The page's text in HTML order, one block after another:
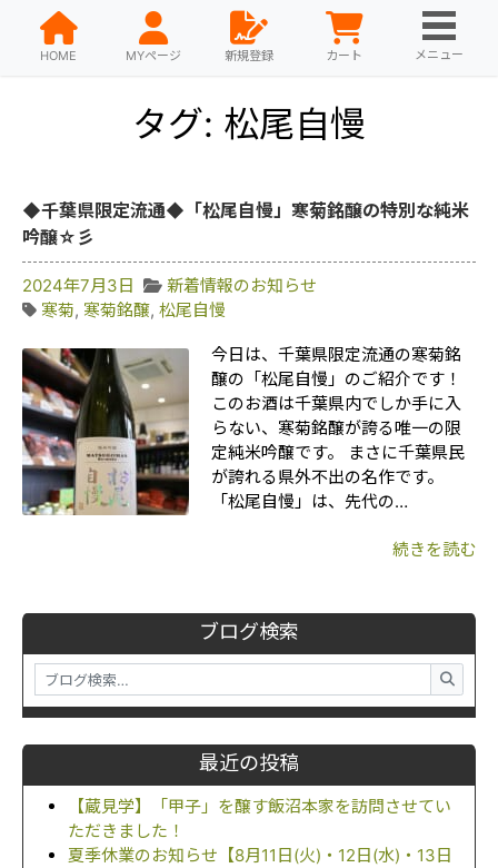
HOME MYページ 新規登録 カート メニュー
ブログ検索
最近の投稿
【蔵見学】「甲子」を醸す飯沼本家を訪問させてい
ただきました！
夏季休業のお知らせ【8月11日(火)・12日(水)・13日
タグ: 松尾自慢
◆千葉県限定流通◆「松尾自慢」寒菊銘醸の特別な純米
吟醸☆彡
2024年7月3日
新着情報のお知らせ
寒菊, 寒菊銘醸, 松尾自慢
今日は、千葉県限定流通の寒菊銘
醸の「松尾自慢」のご紹介です！
このお酒は千葉県内でしか手に入
らない、寒菊銘醸が誇る唯一の限
定純米吟醸です。 まさに千葉県民
が誇れる県外不出の名作です。
「松尾自慢」は、先代の…
続きを読む